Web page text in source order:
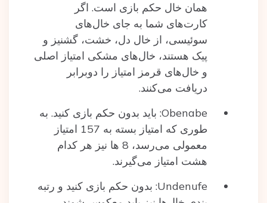
همان خال حکم بازی است. اگر
کارت‌های شما به جای خال‌های
سوئیسی، از خال دل، خشت، گشنیز و
پیک هستند، خال‌های مشکی امتیاز اصلی
و خال‌های قرمز امتیاز را دوبرابر
دریافت می‌کنند.
Obenabe: باید بدون حکم بازی کنید. به
طوری که امتیاز بسته‌ به 157 امتیاز
معمولی می‌رسد، 8 ها نیز هر کدام
هشت امتیاز می‌گیرند.
Undenufe: بدون حکم بازی کنید و رتبه